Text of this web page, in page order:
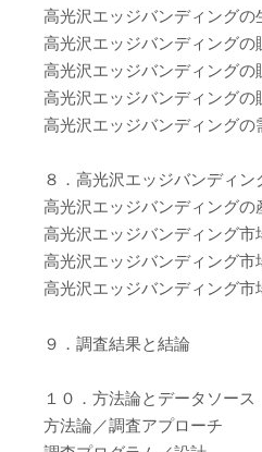
高光沢エッジバンディングの
高光沢エッジバンディング
高光沢エッジバンディングの
高光沢エッジバンディングの
高光沢エッジバンディングの
８．高光沢エッジバンディン
高光沢エッジバンディングの
高光沢エッジバンディング市
高光沢エッジバンディング市
高光沢エッジバンディング市
９．調査結果と結論
１０．方法論とデータソース
方法論／調査アプローチ